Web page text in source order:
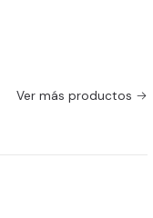
Ver más productos